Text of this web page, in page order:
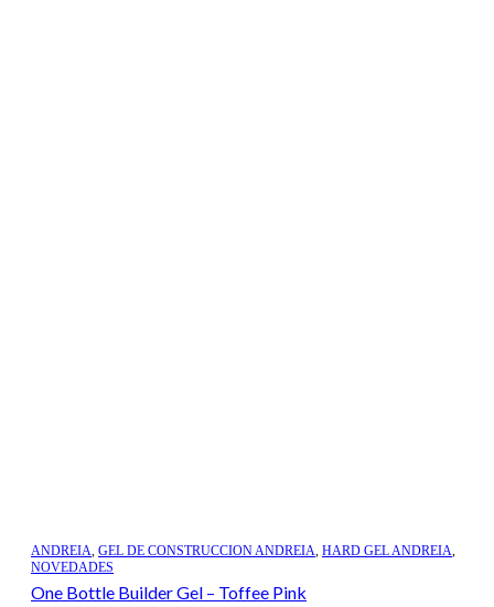
ANDREIA, GEL DE CONSTRUCCION ANDREIA, HARD GEL ANDREIA,
NOVEDADES
One Bottle Builder Gel – Toffee Pink